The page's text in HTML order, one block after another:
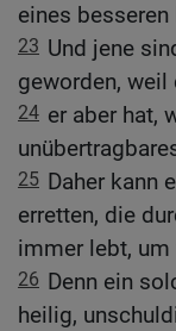
eines
23 Und jene
geworden, weil
24 er aber hat,
25 Daher kann
erretten, die
immer lebt, um
26 Denn ein
heilig,